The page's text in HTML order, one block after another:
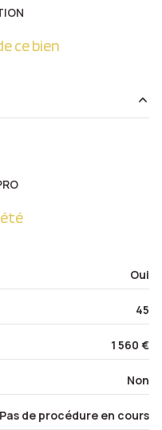
ce bien
Oui
45
1 560 €
Non
Pas de procédure en cours